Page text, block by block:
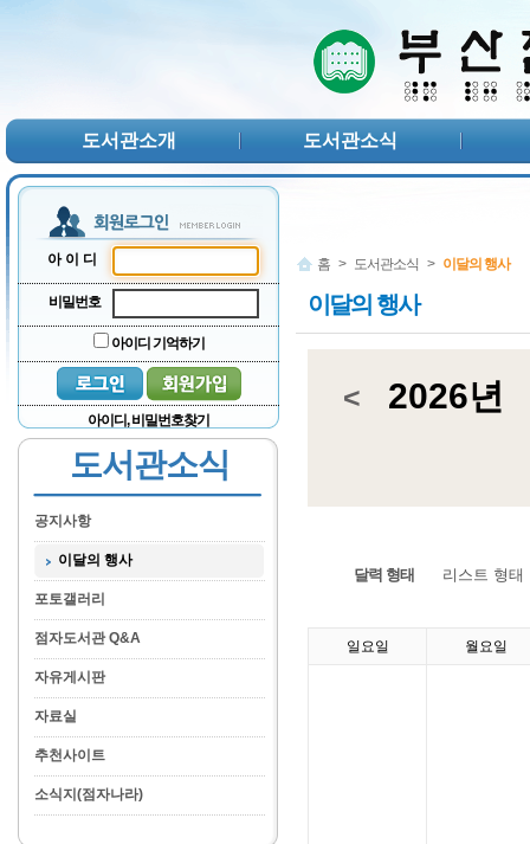
도서관소개 도서관소식
아이디
비밀번호
아이디 기억하기
아이디, 비밀번호찾기
도서관소식
공지사항
이달의 행사
포토갤러리
점자도서관 Q&A
자유게시판
자료실
추천사이트
소식지(점자나라)
홈 > 도서관소식 > 이달의 행사
이달의 행사
< 2026년
달력 형태 리스트 형태
일요일 월요일